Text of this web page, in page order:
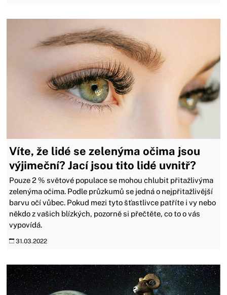
Víte, že lidé se zelenýma očima jsou
výjimeční? Jací jsou tito lidé uvnitř?
Pouze 2 % světové populace se mohou chlubit přitažlivýma
zelenýma očima. Podle průzkumů se jedná o nejpřitažlivější
barvu očí vůbec. Pokud mezi tyto šťastlivce patříte i vy nebo
někdo z vašich blízkých, pozorně si přečtěte, co to o vás
vypovídá.
31.03.2022